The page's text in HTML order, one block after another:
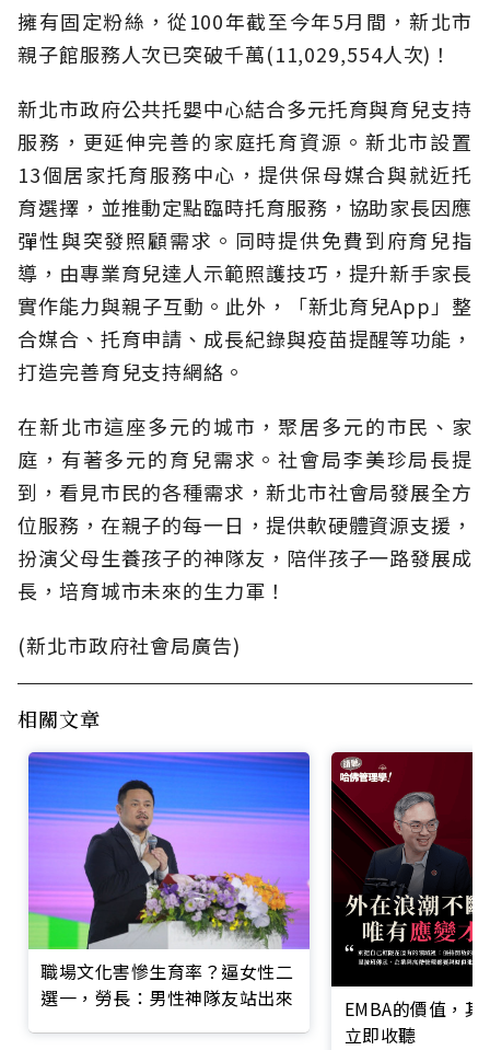
擁有固定粉絲，從100年截至今年5月間，新北市
親子館服務人次已突破千萬(11,029,554人次)！
新北市政府公共托嬰中心結合多元托育與育兒支持
服務，更延伸完善的家庭托育資源。新北市設置
13個居家托育服務中心，提供保母媒合與就近托
育選擇，並推動定點臨時托育服務，協助家長因應
彈性與突發照顧需求。同時提供免費到府育兒指
導，由專業育兒達人示範照護技巧，提升新手家長
實作能力與親子互動。此外，「新北育兒App」整
合媒合、托育申請、成長紀錄與疫苗提醒等功能，
打造完善育兒支持網絡。
在新北市這座多元的城市，聚居多元的市民、家
庭，有著多元的育兒需求。社會局李美珍局長提
到，看見市民的各種需求，新北市社會局發展全方
位服務，在親子的每一日，提供軟硬體資源支援，
扮演父母生養孩子的神隊友，陪伴孩子一路發展成
長，培育城市未來的生力軍！
(新北市政府社會局廣告)
相關文章
職場文化害慘生育率？逼女性二
選一，勞長：男性神隊友站出來
EMBA的價值，
立即收聽